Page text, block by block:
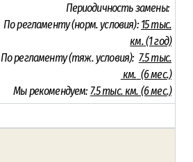
Периодичность замены:
По регламенту (норм. условия): 15 тыс.
км.(1 год)
По регламенту (тяж. условия): 7.5 тыс.
км. (6 мес.)
Мы рекомендуем: 7.5 тыс. км. (6 мес.)